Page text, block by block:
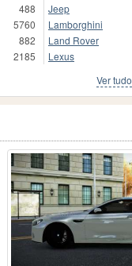
488
5760
882
2185
Jeep
Lamborghini
Land Rover
Lexus
Ver tudo